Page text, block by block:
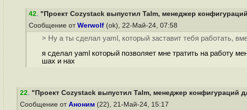
42. "Проект Cozystack выпустил Talm, менеджер
Сообщение от Werwolf (ok), 22-Май-24, 07:58
> Ну а ты сделал yaml, который заставит тебя работать,
я сделал yaml который позволяет мне тратить на работу
шах и нах
22. "Проект Cozystack выпустил Talm, менеджер конфигураций
Сообщение от Аноним (22), 21-Май-24, 15:17